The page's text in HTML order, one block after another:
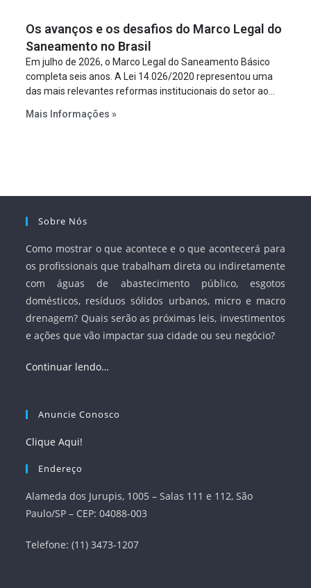
projeto a projeto.
Os avanços e os desafios do Marco Legal do
Saneamento no Brasil
Em julho de 2026, o Marco Legal do Saneamento Básico
completa seis anos. A Lei 14.026/2020 representou uma
das mais relevantes reformas institucionais do setor ao
serviços, ampliar a participação da iniciativa privada,
Mais Informações »
Sobre Nós
Como mostrar o que acontece e o que acontecerá para
os profissionais que trabalham direta ou indiretamente
com águas de abastecimento público, esgotos
domésticos, resíduos sólidos urbanos, micro e macro
drenagem? Quais serão as próximas leis, investimentos
e ações que vão impactar sua cidade ou seu negócio?
Continuar lendo…
Anuncie Conosco
Clique Aqui!
Endereço
Alameda dos Jurupis, 1005 – Salas 111 e 112, São
Paulo/SP – CEP: 04088-003
Telefone: (11) 3473-1207